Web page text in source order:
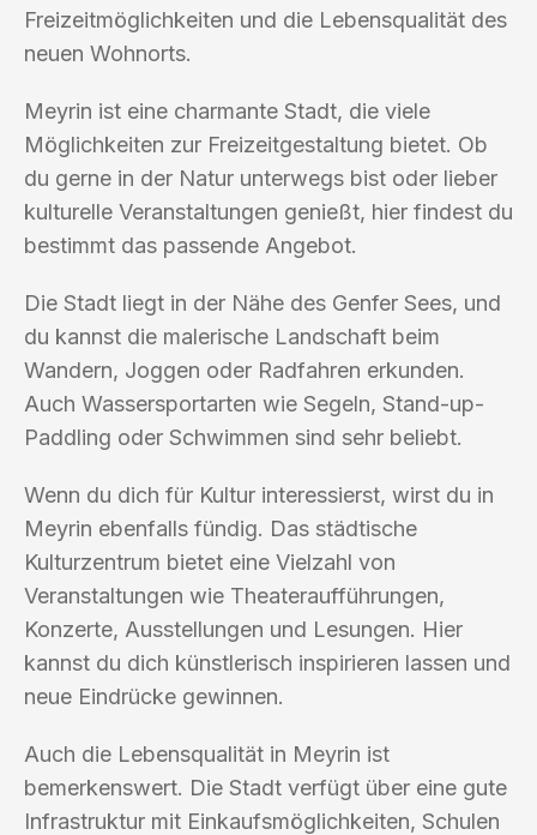
Freizeitmöglichkeiten und die Lebensqualität des
neuen Wohnorts.
Meyrin ist eine charmante Stadt, die viele
Möglichkeiten zur Freizeitgestaltung bietet. Ob
du gerne in der Natur unterwegs bist oder lieber
kulturelle Veranstaltungen genießt, hier findest du
bestimmt das passende Angebot.
Die Stadt liegt in der Nähe des Genfer Sees, und
du kannst die malerische Landschaft beim
Wandern, Joggen oder Radfahren erkunden.
Auch Wassersportarten wie Segeln, Stand-up-
Paddling oder Schwimmen sind sehr beliebt.
Wenn du dich für Kultur interessierst, wirst du in
Meyrin ebenfalls fündig. Das städtische
Kulturzentrum bietet eine Vielzahl von
Veranstaltungen wie Theateraufführungen,
Konzerte, Ausstellungen und Lesungen. Hier
kannst du dich künstlerisch inspirieren lassen und
neue Eindrücke gewinnen.
Auch die Lebensqualität in Meyrin ist
bemerkenswert. Die Stadt verfügt über eine gute
Infrastruktur mit Einkaufsmöglichkeiten, Schulen